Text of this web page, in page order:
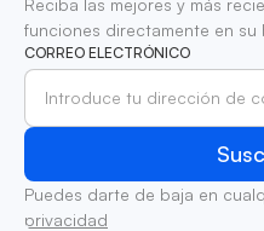
funciones directamente en
CORREO ELECTRÓNICO
Puedes darte de baja en
privacidad